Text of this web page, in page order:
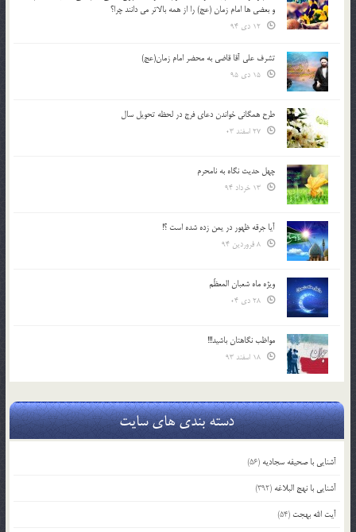
و بعضي ها امام زمان (عج) را از همه بالاتر مي دانند چرا؟
تشرف علي آقا قاضي به محضر امام زمان(عج)
طرح همگانی خواندن دعای فرج در لحظه تحویل سال
چهل حدیث نگاه به نامحرم
آیا جرقه ظهور در یمن زده شده است ؟!
ویژه ماه شعبان المعظّم
مواظب نگاهتان باشید!!!
دسته بندی های سایت
آشنایی با صحیفه سجادیه (56)
آشنایی با نهج البلاغه (392)
آیت الله بهجت (54)